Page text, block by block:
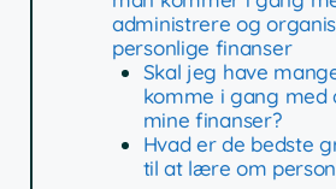
administrere og
personlige finanser
Skal jeg have
komme i gang med
mine finanser?
Hvad er de bedste
til at lære om